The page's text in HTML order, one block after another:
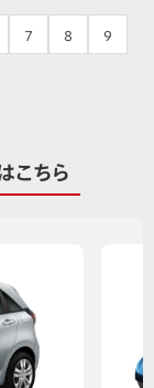
7 8 9
こちら